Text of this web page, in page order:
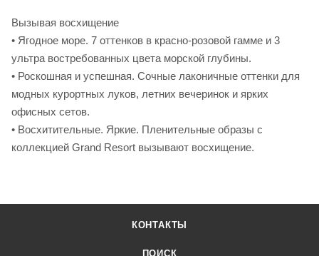
Вызывая восхищение
• Ягодное море. 7 оттенков в красно-розовой гамме и 3
ультра востребованных цвета морской глубины.
• Роскошная и успешная. Сочные лаконичные оттенки для
модных курортных луков, летних вечеринок и ярких
офисных сетов.
• Восхитительные. Яркие. Пленительные образы с
коллекцией Grand Resort вызывают восхищение.
КОНТАКТЫ
ПОИСК